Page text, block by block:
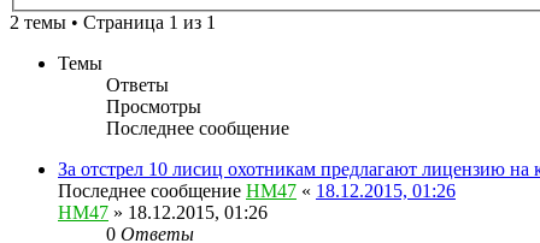
2 темы • Страница 1 из 1
Темы
Ответы
Просмотры
Последнее сообщение
За отстрел 10 лисиц охотникам предлагают лицензию на
Последнее сообщение HM47 « 18.12.2015, 01:26
HM47 » 18.12.2015, 01:26
0 Ответы